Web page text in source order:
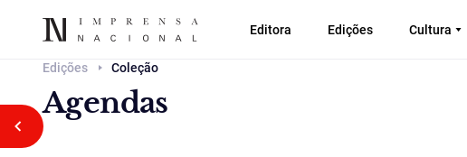
Editora Edições Cultura
Voltar atrás
Edições Coleção
Agendas